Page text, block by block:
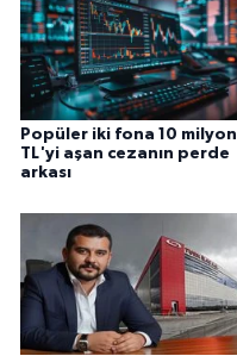
Popüler iki fona 10 milyon
TL'yi aşan cezanın perde
arkası